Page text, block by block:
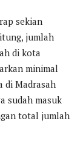
sekian
jumlah
di kota
minimal
di Madrasah
sudah masuk
total jumlah